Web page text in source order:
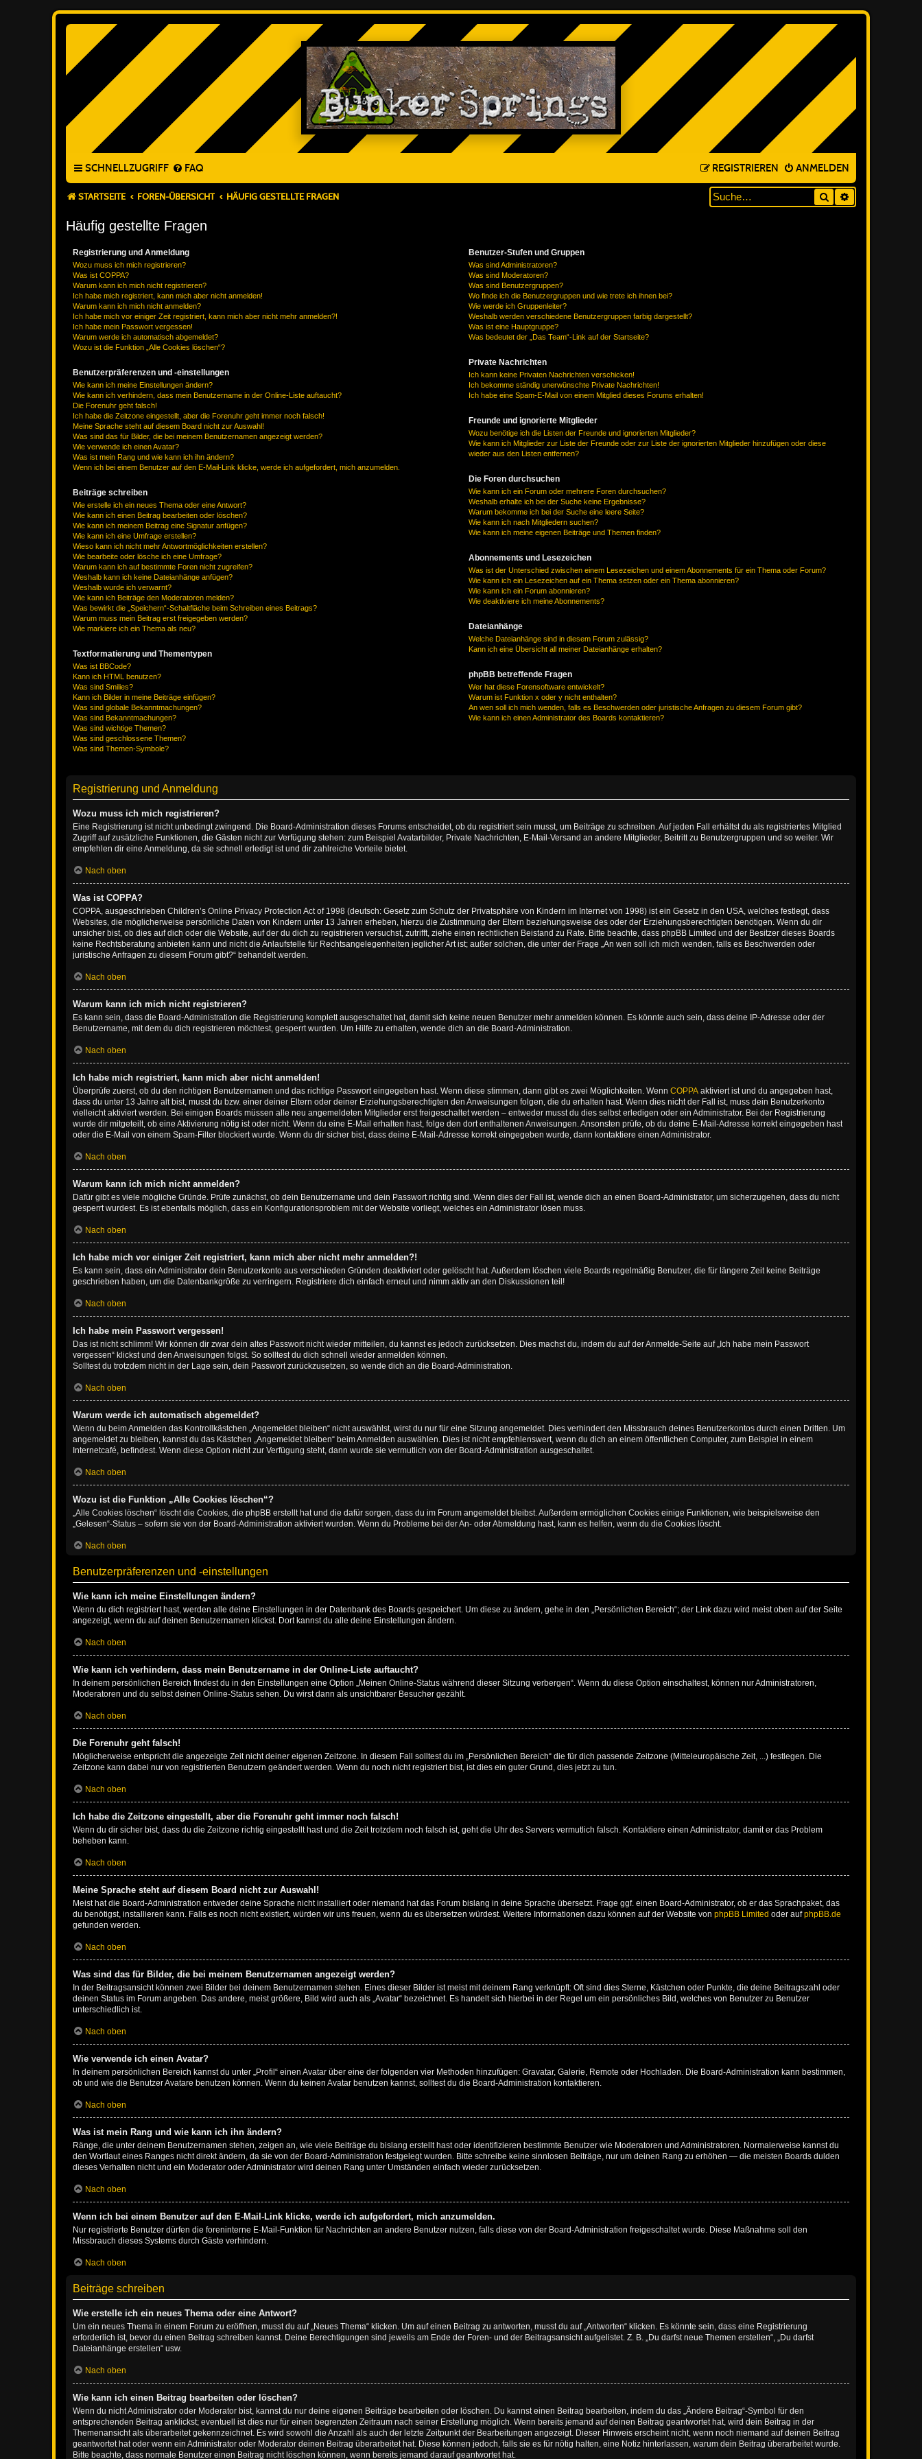
SCHNELLZUGRIFF FAQ ANMELDEN
REGISTRIEREN
STARTSEITE FOREN-ÜBERSICHT HÄUFIG GESTELLTE FRAGEN Suche
Häufig gestellte Fragen
Registrierung und Anmeldung
Wozu muss ich mich registrieren?
Was ist COPPA?
Warum kann ich mich nicht registrieren?
Ich habe mich registriert, kann mich aber nicht anmelden!
Warum kann ich mich nicht anmelden?
Ich habe mich vor einiger Zeit registriert, kann mich aber nicht mehr anmelden?!
Ich habe mein Passwort vergessen!
Warum werde ich automatisch abgemeldet?
Wozu ist die Funktion „Alle Cookies löschen“?
Benutzerpräferenzen und -einstellungen
Wie kann ich meine Einstellungen ändern?
Wie kann ich verhindern, dass mein Benutzername in der Online-Liste auftaucht?
Die Forenuhr geht falsch!
Ich habe die Zeitzone eingestellt, aber die Forenuhr geht immer noch falsch!
Meine Sprache steht auf diesem Board nicht zur Auswahl!
Was sind das für Bilder, die bei meinem Benutzernamen angezeigt werden?
Wie verwende ich einen Avatar?
Was ist mein Rang und wie kann ich ihn ändern?
Wenn ich bei einem Benutzer auf den E-Mail-Link klicke, werde ich aufgefordert, mich anzumelden.
Beiträge schreiben
Wie erstelle ich ein neues Thema oder eine Antwort?
Wie kann ich einen Beitrag bearbeiten oder löschen?
Wie kann ich meinem Beitrag eine Signatur anfügen?
Wie kann ich eine Umfrage erstellen?
Wieso kann ich nicht mehr Antwortmöglichkeiten erstellen?
Wie bearbeite oder lösche ich eine Umfrage?
Warum kann ich auf bestimmte Foren nicht zugreifen?
Weshalb kann ich keine Dateianhänge anfügen?
Weshalb wurde ich verwarnt?
Wie kann ich Beiträge den Moderatoren melden?
Was bewirkt die „Speichern“-Schaltfläche beim Schreiben eines Beitrags?
Warum muss mein Beitrag erst freigegeben werden?
Wie markiere ich ein Thema als neu?
Textformatierung und Thementypen
Was ist BBCode?
Kann ich HTML benutzen?
Was sind Smilies?
Kann ich Bilder in meine Beiträge einfügen?
Was sind globale Bekanntmachungen?
Was sind Bekanntmachungen?
Was sind wichtige Themen?
Was sind geschlossene Themen?
Was sind Themen-Symbole?
Benutzer-Stufen und Gruppen
Was sind Administratoren?
Was sind Moderatoren?
Was sind Benutzergruppen?
Wo finde ich die Benutzergruppen und wie trete ich ihnen bei?
Wie werde ich Gruppenleiter?
Weshalb werden verschiedene Benutzergruppen farbig dargestellt?
Was ist eine Hauptgruppe?
Was bedeutet der „Das Team“-Link auf der Startseite?
Private Nachrichten
Ich kann keine Privaten Nachrichten verschicken!
Ich bekomme ständig unerwünschte Private Nachrichten!
Ich habe eine Spam-E-Mail von einem Mitglied dieses Forums erhalten!
Freunde und ignorierte Mitglieder
Wozu benötige ich die Listen der Freunde und ignorierten Mitglieder?
Wie kann ich Mitglieder zur Liste der Freunde oder zur Liste der ignorierten Mitglieder hinzufügen oder diese
wieder aus den Listen entfernen?
Die Foren durchsuchen
Wie kann ich ein Forum oder mehrere Foren durchsuchen?
Weshalb erhalte ich bei der Suche keine Ergebnisse?
Warum bekomme ich bei der Suche eine leere Seite?
Wie kann ich nach Mitgliedern suchen?
Wie kann ich meine eigenen Beiträge und Themen finden?
Abonnements und Lesezeichen
Was ist der Unterschied zwischen einem Lesezeichen und einem Abonnements für ein Thema oder Forum?
Wie kann ich ein Lesezeichen auf ein Thema setzen oder ein Thema abonnieren?
Wie kann ich ein Forum abonnieren?
Wie deaktiviere ich meine Abonnements?
Dateianhänge
Welche Dateianhänge sind in diesem Forum zulässig?
Kann ich eine Übersicht all meiner Dateianhänge erhalten?
phpBB betreffende Fragen
Wer hat diese Forensoftware entwickelt?
Warum ist Funktion x oder y nicht enthalten?
An wen soll ich mich wenden, falls es Beschwerden oder juristische Anfragen zu diesem Forum gibt?
Wie kann ich einen Administrator des Boards kontaktieren?
Registrierung und Anmeldung
Wozu muss ich mich registrieren?
Eine Registrierung ist nicht unbedingt zwingend. Die Board-Administration dieses Forums entscheidet, ob du registriert sein musst, um Beiträge zu schreiben. Auf jeden Fall erhältst du als registriertes Mitglied
Zugriff auf zusätzliche Funktionen, die Gästen nicht zur Verfügung stehen: zum Beispiel Avatarbilder, Private Nachrichten, E-Mail-Versand an andere Mitglieder, Beitritt zu Benutzergruppen und so weiter. Wir
empfehlen dir eine Anmeldung, da sie schnell erledigt ist und dir zahlreiche Vorteile bietet.
Nach oben
Was ist COPPA?
COPPA, ausgeschrieben Children’s Online Privacy Protection Act of 1998 (deutsch: Gesetz zum Schutz der Privatsphäre von Kindern im Internet von 1998) ist ein Gesetz in den USA, welches festlegt, dass
Websites, die möglicherweise persönliche Daten von Kindern unter 13 Jahren erheben, hierzu die Zustimmung der Eltern beziehungsweise des oder der Erziehungsberechtigten benötigen. Wenn du dir
unsicher bist, ob dies auf dich oder die Website, auf der du dich zu registrieren versuchst, zutrifft, ziehe einen rechtlichen Beistand zu Rate. Bitte beachte, dass phpBB Limited und der Besitzer dieses Boards
keine Rechtsberatung anbieten kann und nicht die Anlaufstelle für Rechtsangelegenheiten jeglicher Art ist; außer solchen, die unter der Frage „An wen soll ich mich wenden, falls es Beschwerden oder
juristische Anfragen zu diesem Forum gibt?“ behandelt werden.
Nach oben
Warum kann ich mich nicht registrieren?
Es kann sein, dass die Board-Administration die Registrierung komplett ausgeschaltet hat, damit sich keine neuen Benutzer mehr anmelden können. Es könnte auch sein, dass deine IP-Adresse oder der
Benutzername, mit dem du dich registrieren möchtest, gesperrt wurden. Um Hilfe zu erhalten, wende dich an die Board-Administration.
Nach oben
Ich habe mich registriert, kann mich aber nicht anmelden!
Überprüfe zuerst, ob du den richtigen Benutzernamen und das richtige Passwort eingegeben hast. Wenn diese stimmen, dann gibt es zwei Möglichkeiten. Wenn COPPA aktiviert ist und du angegeben hast,
dass du unter 13 Jahre alt bist, musst du bzw. einer deiner Eltern oder deiner Erziehungsberechtigten den Anweisungen folgen, die du erhalten hast. Wenn dies nicht der Fall ist, muss dein Benutzerkonto
vielleicht aktiviert werden. Bei einigen Boards müssen alle neu angemeldeten Mitglieder erst freigeschaltet werden – entweder musst du dies selbst erledigen oder ein Administrator. Bei der Registrierung
wurde dir mitgeteilt, ob eine Aktivierung nötig ist oder nicht. Wenn du eine E-Mail erhalten hast, folge den dort enthaltenen Anweisungen. Ansonsten prüfe, ob du deine E-Mail-Adresse korrekt eingegeben hast
oder die E-Mail von einem Spam-Filter blockiert wurde. Wenn du dir sicher bist, dass deine E-Mail-Adresse korrekt eingegeben wurde, dann kontaktiere einen Administrator.
Nach oben
Warum kann ich mich nicht anmelden?
Dafür gibt es viele mögliche Gründe. Prüfe zunächst, ob dein Benutzername und dein Passwort richtig sind. Wenn dies der Fall ist, wende dich an einen Board-Administrator, um sicherzugehen, dass du nicht
gesperrt wurdest. Es ist ebenfalls möglich, dass ein Konfigurationsproblem mit der Website vorliegt, welches ein Administrator lösen muss.
Nach oben
Ich habe mich vor einiger Zeit registriert, kann mich aber nicht mehr anmelden?!
Es kann sein, dass ein Administrator dein Benutzerkonto aus verschieden Gründen deaktiviert oder gelöscht hat. Außerdem löschen viele Boards regelmäßig Benutzer, die für längere Zeit keine Beiträge
geschrieben haben, um die Datenbankgröße zu verringern. Registriere dich einfach erneut und nimm aktiv an den Diskussionen teil!
Nach oben
Ich habe mein Passwort vergessen!
Das ist nicht schlimm! Wir können dir zwar dein altes Passwort nicht wieder mitteilen, du kannst es jedoch zurücksetzen. Dies machst du, indem du auf der Anmelde-Seite auf „Ich habe mein Passwort
vergessen“ klickst und den Anweisungen folgst. So solltest du dich schnell wieder anmelden können.
Solltest du trotzdem nicht in der Lage sein, dein Passwort zurückzusetzen, so wende dich an die Board-Administration.
Nach oben
Warum werde ich automatisch abgemeldet?
Wenn du beim Anmelden das Kontrollkästchen „Angemeldet bleiben“ nicht auswählst, wirst du nur für eine Sitzung angemeldet. Dies verhindert den Missbrauch deines Benutzerkontos durch einen Dritten. Um
angemeldet zu bleiben, kannst du das Kästchen „Angemeldet bleiben“ beim Anmelden auswählen. Dies ist nicht empfehlenswert, wenn du dich an einem öffentlichen Computer, zum Beispiel in einem
Internetcafé, befindest. Wenn diese Option nicht zur Verfügung steht, dann wurde sie vermutlich von der Board-Administration ausgeschaltet.
Nach oben
Wozu ist die Funktion „Alle Cookies löschen“?
„Alle Cookies löschen“ löscht die Cookies, die phpBB erstellt hat und die dafür sorgen, dass du im Forum angemeldet bleibst. Außerdem ermöglichen Cookies einige Funktionen, wie beispielsweise den
„Gelesen“-Status – sofern sie von der Board-Administration aktiviert wurden. Wenn du Probleme bei der An- oder Abmeldung hast, kann es helfen, wenn du die Cookies löscht.
Nach oben
Benutzerpräferenzen und -einstellungen
Wie kann ich meine Einstellungen ändern?
Wenn du dich registriert hast, werden alle deine Einstellungen in der Datenbank des Boards gespeichert. Um diese zu ändern, gehe in den „Persönlichen Bereich“; der Link dazu wird meist oben auf der Seite
angezeigt, wenn du auf deinen Benutzernamen klickst. Dort kannst du alle deine Einstellungen ändern.
Nach oben
Wie kann ich verhindern, dass mein Benutzername in der Online-Liste auftaucht?
In deinem persönlichen Bereich findest du in den Einstellungen eine Option „Meinen Online-Status während dieser Sitzung verbergen“. Wenn du diese Option einschaltest, können nur Administratoren,
Moderatoren und du selbst deinen Online-Status sehen. Du wirst dann als unsichtbarer Besucher gezählt.
Nach oben
Die Forenuhr geht falsch!
Möglicherweise entspricht die angezeigte Zeit nicht deiner eigenen Zeitzone. In diesem Fall solltest du im „Persönlichen Bereich“ die für dich passende Zeitzone (Mitteleuropäische Zeit, ...) festlegen. Die
Zeitzone kann dabei nur von registrierten Benutzern geändert werden. Wenn du noch nicht registriert bist, ist dies ein guter Grund, dies jetzt zu tun.
Nach oben
Ich habe die Zeitzone eingestellt, aber die Forenuhr geht immer noch falsch!
Wenn du dir sicher bist, dass du die Zeitzone richtig eingestellt hast und die Zeit trotzdem noch falsch ist, geht die Uhr des Servers vermutlich falsch. Kontaktiere einen Administrator, damit er das Problem
beheben kann.
Nach oben
Meine Sprache steht auf diesem Board nicht zur Auswahl!
Meist hat die Board-Administration entweder deine Sprache nicht installiert oder niemand hat das Forum bislang in deine Sprache übersetzt. Frage ggf. einen Board-Administrator, ob er das Sprachpaket, das
du benötigst, installieren kann. Falls es noch nicht existiert, würden wir uns freuen, wenn du es übersetzen würdest. Weitere Informationen dazu können auf der Website von phpBB Limited oder aufphpBB.de
gefunden werden.
Nach oben
Was sind das für Bilder, die bei meinem Benutzernamen angezeigt werden?
In der Beitragsansicht können zwei Bilder bei deinem Benutzernamen stehen. Eines dieser Bilder ist meist mit deinem Rang verknüpft: Oft sind dies Sterne, Kästchen oder Punkte, die deine Beitragszahl oder
deinen Status im Forum angeben. Das andere, meist größere, Bild wird auch als „Avatar“ bezeichnet. Es handelt sich hierbei in der Regel um ein persönliches Bild, welches von Benutzer zu Benutzer
unterschiedlich ist.
Nach oben
Wie verwende ich einen Avatar?
In deinem persönlichen Bereich kannst du unter „Profil“ einen Avatar über eine der folgenden vier Methoden hinzufügen: Gravatar, Galerie, Remote oder Hochladen. Die Board-Administration kann bestimmen,
ob und wie die Benutzer Avatare benutzen können. Wenn du keinen Avatar benutzen kannst, solltest du die Board-Administration kontaktieren.
Nach oben
Was ist mein Rang und wie kann ich ihn ändern?
Ränge, die unter deinem Benutzernamen stehen, zeigen an, wie viele Beiträge du bislang erstellt hast oder identifizieren bestimmte Benutzer wie Moderatoren und Administratoren. Normalerweise kannst du
den Wortlaut eines Ranges nicht direkt ändern, da sie von der Board-Administration festgelegt wurden. Bitte schreibe keine sinnlosen Beiträge, nur um deinen Rang zu erhöhen — die meisten Boards dulden
dieses Verhalten nicht und ein Moderator oder Administrator wird deinen Rang unter Umständen einfach wieder zurücksetzen.
Nach oben
Wenn ich bei einem Benutzer auf den E-Mail-Link klicke, werde ich aufgefordert, mich anzumelden.
Nur registrierte Benutzer dürfen die foreninterne E-Mail-Funktion für Nachrichten an andere Benutzer nutzen, falls diese von der Board-Administration freigeschaltet wurde. Diese Maßnahme soll den
Missbrauch dieses Systems durch Gäste verhindern.
Nach oben
Beiträge schreiben
Wie erstelle ich ein neues Thema oder eine Antwort?
Um ein neues Thema in einem Forum zu eröffnen, musst du auf „Neues Thema“ klicken. Um auf einen Beitrag zu antworten, musst du auf „Antworten“ klicken. Es könnte sein, dass eine Registrierung
erforderlich ist, bevor du einen Beitrag schreiben kannst. Deine Berechtigungen sind jeweils am Ende der Foren- und der Beitragsansicht aufgelistet. Z. B. „Du darfst neue Themen erstellen“, „Du darfst
Dateianhänge erstellen“ usw.
Nach oben
Wie kann ich einen Beitrag bearbeiten oder löschen?
Wenn du nicht Administrator oder Moderator bist, kannst du nur deine eigenen Beiträge bearbeiten oder löschen. Du kannst einen Beitrag bearbeiten, indem du das „Ändere Beitrag“-Symbol für den
entsprechenden Beitrag anklickst; eventuell ist dies nur für einen begrenzten Zeitraum nach seiner Erstellung möglich. Wenn bereits jemand auf deinen Beitrag geantwortet hat, wird dein Beitrag in der
Themenansicht als überarbeitet gekennzeichnet. Es wird sowohl die Anzahl als auch der letzte Zeitpunkt der Bearbeitungen angezeigt. Dieser Hinweis erscheint nicht, wenn noch niemand auf deinen Beitrag
geantwortet hat oder wenn ein Administrator oder Moderator deinen Beitrag überarbeitet hat. Diese können jedoch, falls sie es für nötig halten, eine Notiz hinterlassen, warum dein Beitrag überarbeitet wurde.
Bitte beachte, dass normale Benutzer einen Beitrag nicht löschen können, wenn bereits jemand darauf geantwortet hat.